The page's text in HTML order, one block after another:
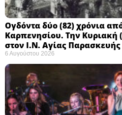
Ογδόντα δύο (82) χρόνια
Καρπενησίου. Την Κυριακή
στον Ι.Ν. Αγίας Παρασκευής
6 Αυγούστου 2026